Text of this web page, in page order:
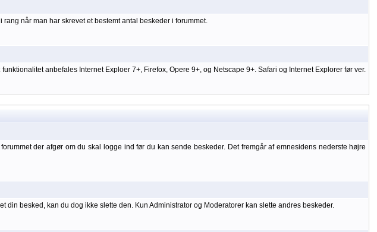
når man har skrevet et bestemt antal beskeder i forummet.
anbefales Internet Exploer 7+, Firefox, Opere 9+, og Netscape 9+. Safari og Internet Explorer før ver.
der afgør om du skal logge ind før du kan sende beskeder. Det fremgår af emnesidens nederste højre
besked, kan du dog ikke slette den. Kun Administrator og Moderatorer kan slette andres beskeder.